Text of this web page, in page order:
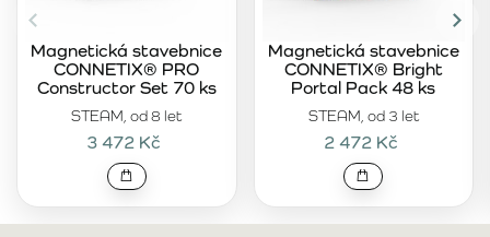
STEAM, od 8 let
Magnetická stavebnice
CONNETIX® PRO
Constructor Set 70 ks
3 472 Kč
STEAM, od 3 let
Magnetická stavebnice
CONNETIX® Bright
Portal Pack 48 ks
2 472 Kč